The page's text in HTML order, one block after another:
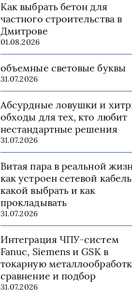
Как выбрать бетон для
частного строительства в
Дмитрове
01.08.2026
объемные световые буквы
31.07.2026
Абсурдные ловушки и
обходы для тех, кто любит
нестандартные решения
31.07.2026
Витая пара в реальной
как устроен сетевой
какой выбрать и как
прокладывать
31.07.2026
Интеграция ЧПУ-систем
Fanuc, Siemens и GSK в
токарную
сравнение и подбор
31.07.2026